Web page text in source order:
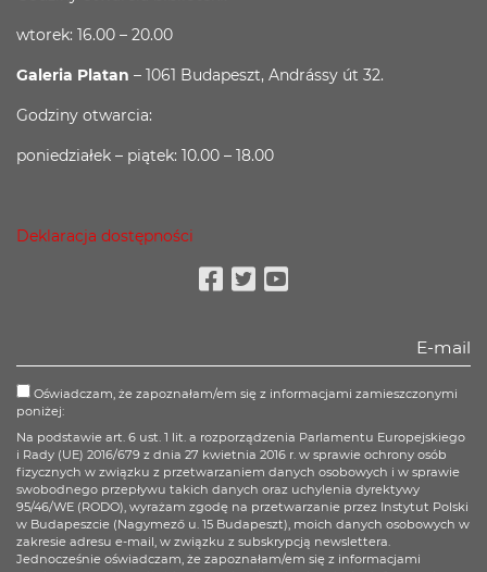
wtorek: 16.00 – 20.00
Galeria Platan – 1061 Budapeszt, Andrássy út 32.
Godziny otwarcia:
poniedziałek – piątek: 10.00 – 18.00
Deklaracja dostępności
Oświadczam, że zapoznałam/em się z informacjami zamieszczonymi
poniżej:
Na podstawie art. 6 ust. 1 lit. a rozporządzenia Parlamentu Europejskiego
i Rady (UE) 2016/679 z dnia 27 kwietnia 2016 r. w sprawie ochrony osób
fizycznych w związku z przetwarzaniem danych osobowych i w sprawie
swobodnego przepływu takich danych oraz uchylenia dyrektywy
95/46/WE (RODO), wyrażam zgodę na przetwarzanie przez Instytut Polski
w Budapeszcie (Nagymező u. 15 Budapeszt), moich danych osobowych w
zakresie adresu e-mail, w związku z subskrypcją newslettera.
Jednocześnie oświadczam, że zapoznałam/em się z informacjami